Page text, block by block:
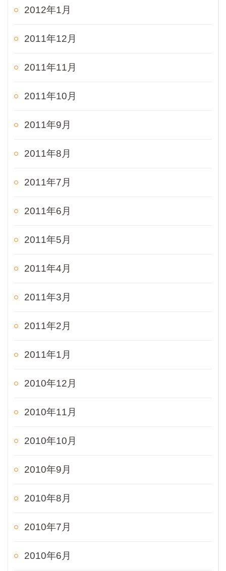
2012年1月
2011年12月
2011年11月
2011年10月
2011年9月
2011年8月
2011年7月
2011年6月
2011年5月
2011年4月
2011年3月
2011年2月
2011年1月
2010年12月
2010年11月
2010年10月
2010年9月
2010年8月
2010年7月
2010年6月